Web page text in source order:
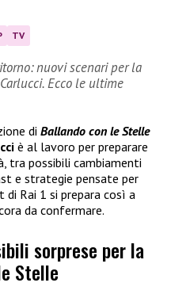
TV
nuovi scenari per la
Ecco le ultime
di Ballando con le Stelle
è al lavoro per preparare
tra possibili cambiamenti
e strategie pensate per
Rai 1 si prepara così a
da confermare.
sorprese per la
Stelle